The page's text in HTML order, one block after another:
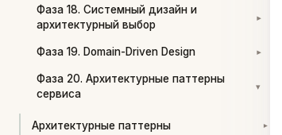
Фаза 18. Системный дизайн и
архитектурный выбор
▾
Фаза 19. Domain-Driven Design ▾
Фаза 20. Архитектурные паттерны
сервиса
▾
Архитектурные паттерны ▾